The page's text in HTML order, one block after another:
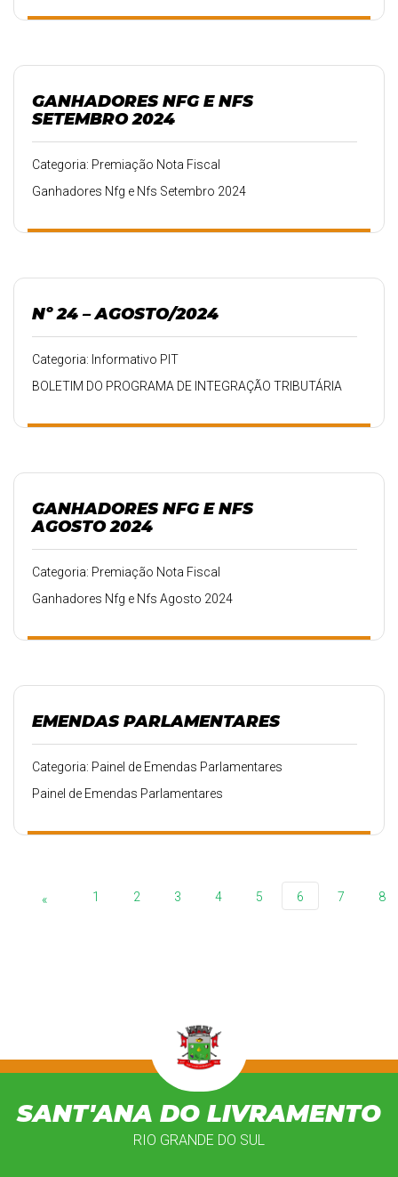
GANHADORES NFG E NFS
SETEMBRO 2024
Categoria: Premiação Nota Fiscal
Ganhadores Nfg e Nfs Setembro 2024
Nº 24 – AGOSTO/2024
Categoria: Informativo PIT
BOLETIM DO PROGRAMA DE INTEGRAÇÃO TRIBUTÁRIA
GANHADORES NFG E NFS
AGOSTO 2024
Categoria: Premiação Nota Fiscal
Ganhadores Nfg e Nfs Agosto 2024
EMENDAS PARLAMENTARES
Categoria: Painel de Emendas Parlamentares
Painel de Emendas Parlamentares
« 1 2 3 4 5 6 7 8
SANT'ANA DO LIVRAMENTO
RIO GRANDE DO SUL